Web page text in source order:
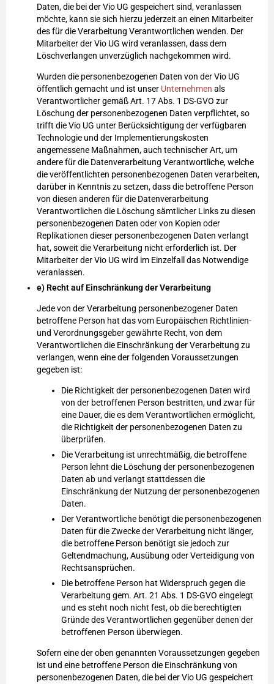
Daten, die bei der Vio UG gespeichert sind, veranlassen
möchte, kann sie sich hierzu jederzeit an einen Mitarbeiter
des für die Verarbeitung Verantwortlichen wenden. Der
Mitarbeiter der Vio UG wird veranlassen, dass dem
Löschverlangen unverzüglich nachgekommen wird.
Wurden die personenbezogenen Daten von der Vio UG
öffentlich gemacht und ist unser Unternehmen als
Verantwortlicher gemäß Art. 17 Abs. 1 DS-GVO zur
Löschung der personenbezogenen Daten verpflichtet, so
trifft die Vio UG unter Berücksichtigung der verfügbaren
Technologie und der Implementierungskosten
angemessene Maßnahmen, auch technischer Art, um
andere für die Datenverarbeitung Verantwortliche, welche
die veröffentlichten personenbezogenen Daten verarbeiten,
darüber in Kenntnis zu setzen, dass die betroffene Person
von diesen anderen für die Datenverarbeitung
Verantwortlichen die Löschung sämtlicher Links zu diesen
personenbezogenen Daten oder von Kopien oder
Replikationen dieser personenbezogenen Daten verlangt
hat, soweit die Verarbeitung nicht erforderlich ist. Der
Mitarbeiter der Vio UG wird im Einzelfall das Notwendige
veranlassen.
e) Recht auf Einschränkung der Verarbeitung
Jede von der Verarbeitung personenbezogener Daten
betroffene Person hat das vom Europäischen Richtlinien-
und Verordnungsgeber gewährte Recht, von dem
Verantwortlichen die Einschränkung der Verarbeitung zu
verlangen, wenn eine der folgenden Voraussetzungen
gegeben ist:
Die Richtigkeit der personenbezogenen Daten wird
von der betroffenen Person bestritten, und zwar für
eine Dauer, die es dem Verantwortlichen ermöglicht,
die Richtigkeit der personenbezogenen Daten zu
überprüfen.
Die Verarbeitung ist unrechtmäßig, die betroffene
Person lehnt die Löschung der personenbezogenen
Daten ab und verlangt stattdessen die
Einschränkung der Nutzung der personenbezogenen
Daten.
Der Verantwortliche benötigt die personenbezogenen
Daten für die Zwecke der Verarbeitung nicht länger,
die betroffene Person benötigt sie jedoch zur
Geltendmachung, Ausübung oder Verteidigung von
Rechtsansprüchen.
Die betroffene Person hat Widerspruch gegen die
Verarbeitung gem. Art. 21 Abs. 1 DS-GVO eingelegt
und es steht noch nicht fest, ob die berechtigten
Gründe des Verantwortlichen gegenüber denen der
betroffenen Person überwiegen.
Sofern eine der oben genannten Voraussetzungen gegeben
ist und eine betroffene Person die Einschränkung von
personenbezogenen Daten, die bei der Vio UG gespeichert